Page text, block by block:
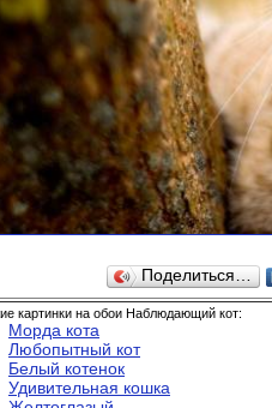
Поделиться…
картинки на обои Наблюдающий кот:
Морда кота
Любопытный кот
Белый котенок
Удивительная кошка